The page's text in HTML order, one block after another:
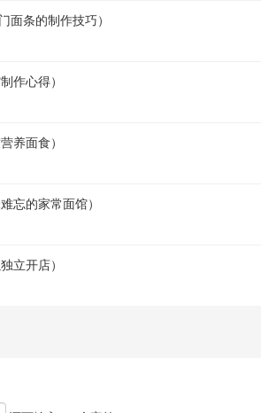
面条的制作技巧）
作心得）
养面食）
忘的家常面馆）
立开店）